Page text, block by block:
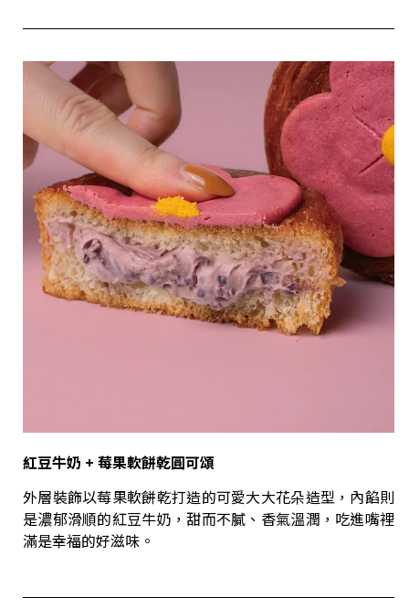
紅豆牛奶 + 莓果軟餅乾圓可頌
外層裝飾以莓果軟餅乾打造的可愛大大花朵造型，內餡則
是濃郁滑順的紅豆牛奶，甜而不膩、香氣溫潤，吃進嘴裡
滿是幸福的好滋味。